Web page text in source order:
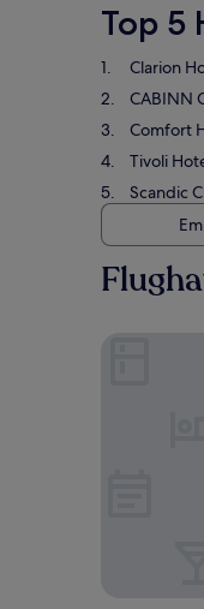
Top 5
Clarion
CABINN
Comfort
Tivoli
Scandic